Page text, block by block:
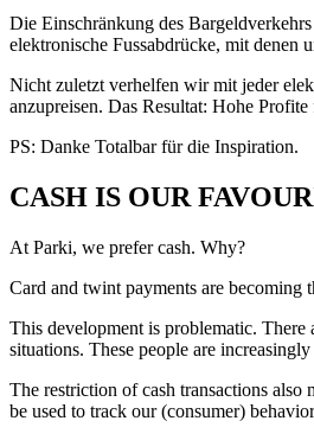
Die Einschränkung des
elektronische Fussabdrücke, mit denen
Nicht zuletzt verhelfen wir mit jeder
anzupreisen. Das Resultat: Hohe
PS: Danke Totalbar für die Inspiration.
CASH IS OUR
At Parki, we prefer cash. Why?
Card and twint payments are becoming
This development is problematic. There
situations. These people are
The restriction of cash transactions
be used to track our (consumer)